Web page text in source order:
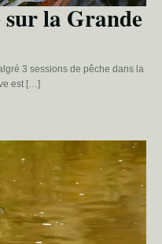
sur la Grande
3 sessions de pêche dans la
est […]